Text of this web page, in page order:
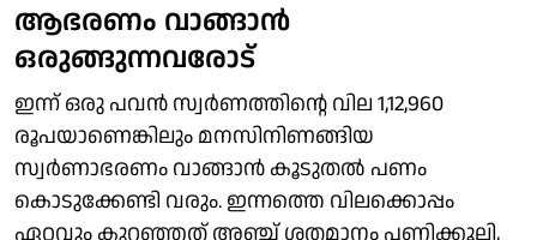
ആഭരണം വാങ്ങാന്‍
ഒരുങ്ങുന്നവരോട്
ഇന്ന് ഒരു പവന്‍ സ്വര്‍ണത്തിന്റെ വില 1,12,960
രൂപയാണെങ്കിലും മനസിനിണങ്ങിയ
സ്വര്‍ണാഭരണം വാങ്ങാന്‍ കൂടുതല്‍ പണം
കൊടുക്കേണ്ടി വരും. ഇന്നത്തെ വിലക്കൊപ്പം
ഏറ്റവും കുറഞ്ഞത് അഞ്ച് ശതമാനം പണിക്കൂലി,